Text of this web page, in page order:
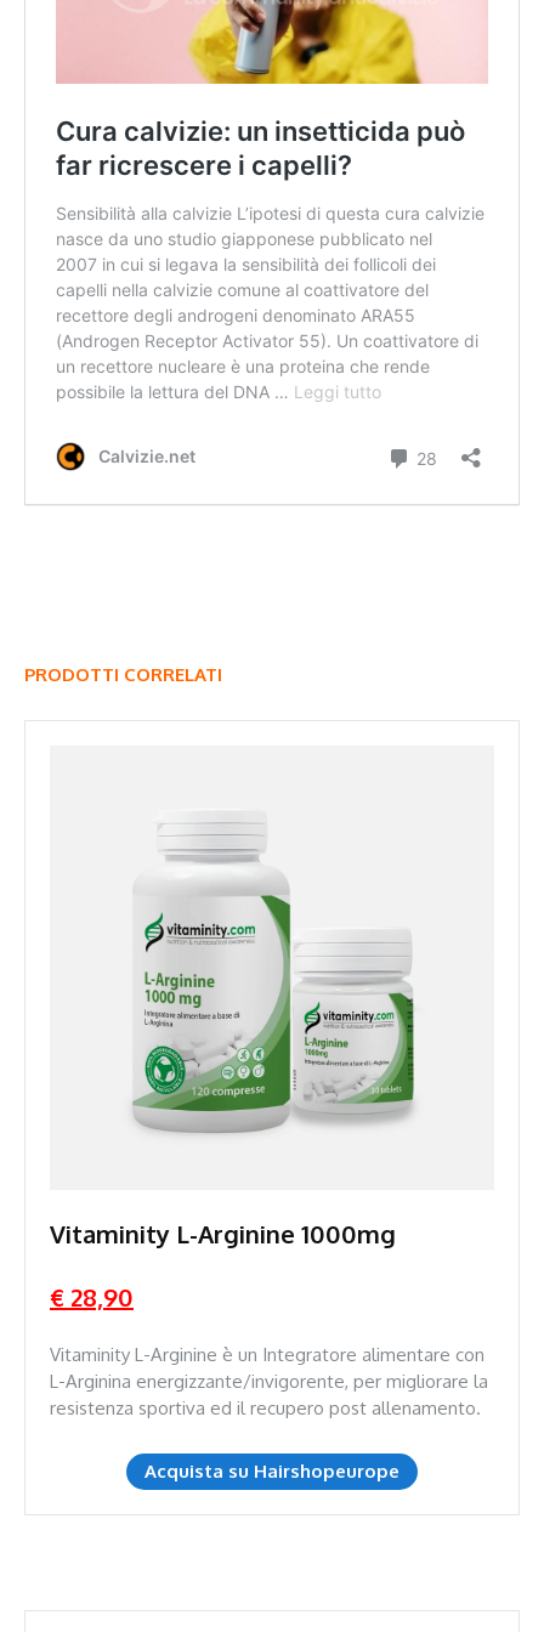
PRODOTTI CORRELATI
Vitaminity L-Arginine 1000mg
€ 28,90
Vitaminity L-Arginine è un Integratore alimentare con
L-Arginina energizzante/invigorente, per migliorare la
resistenza sportiva ed il recupero post allenamento.
Acquista su Hairshopeurope